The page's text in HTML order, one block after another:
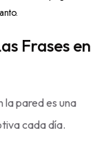
Frases en
la pared es una
cada día.